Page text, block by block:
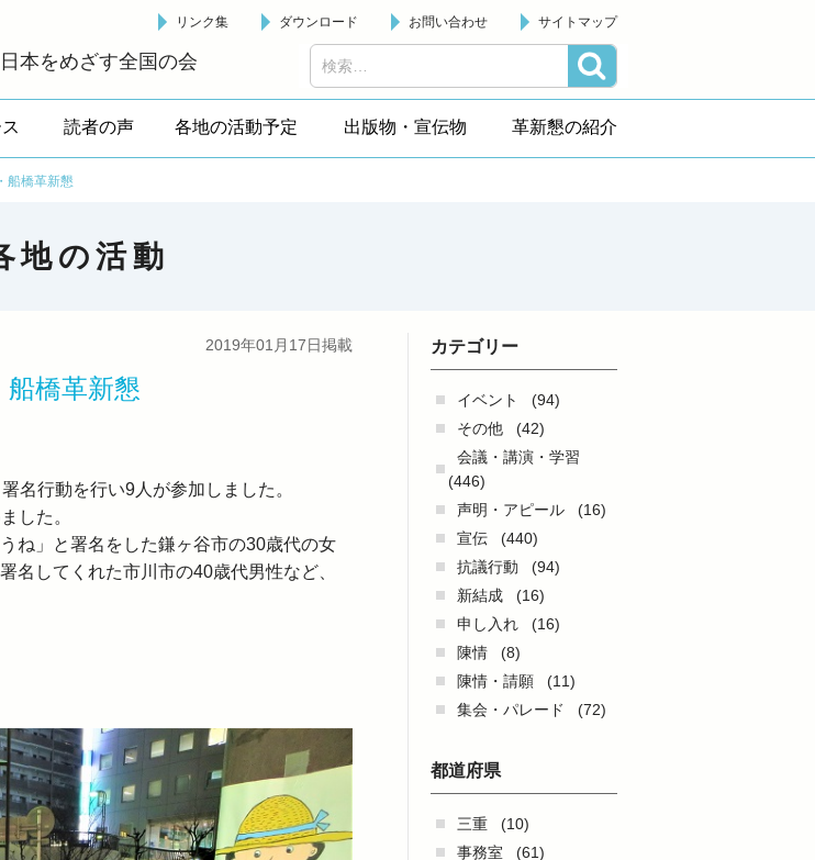
本をめざす全国の会
リンク集 ダウンロード お問い合わせ サイトマップ
読者の声 各地の活動予定 出版物・宣伝物 革新懇の紹介
橋革新懇
地の活動
2019年01月17日掲載
橋革新懇
名行動を行い9人が参加しました。
した。
ね」と署名をした鎌ヶ谷市の30歳代の女
名してくれた市川市の40歳代男性など、
カテゴリー
イベント
(94)
その他
(42)
会議・講演・学習
(446)
声明・アピール
(16)
宣伝
(440)
抗議行動
(94)
新結成
(16)
申し入れ
(16)
陳情
(8)
陳情・請願
(11)
集会・パレード
(72)
都道府県
三重
(10)
事務室
(61)